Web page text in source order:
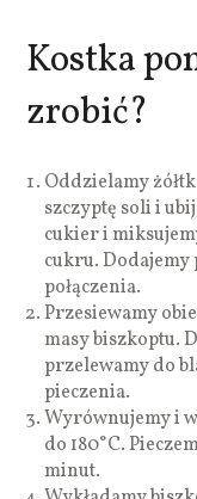
Kostka
zrobić?
Oddzielamy
szczyptę soli i
cukier i
cukru. Dodajemy
połączenia.
Przesiewamy
masy biszkoptu.
przelewamy do
pieczenia.
Wyrównujemy i
do 180°C.
minut.